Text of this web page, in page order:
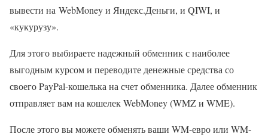
вывести на WebMoney и Яндекс.Деньги, и QIWI, и
«кукурузу».
Для этого выбираете надежный обменник с наиболее
выгодным курсом и переводите денежные средства со
своего PayPal-кошелька на счет обменника. Далее обменник
отправляет вам на кошелек WebMoney (WMZ и WME).
После этого вы можете обменять ваши WM-евро или WM-